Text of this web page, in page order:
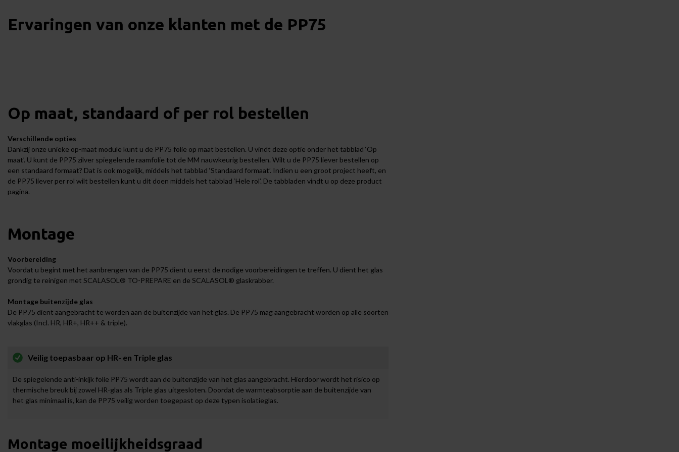
Ervaringen van onze klanten met de PP75
Op maat, standaard of per rol bestellen
Verschillende opties
Dankzij onze unieke op-maat module kunt u de PP75 folie op maat bestellen. U vindt deze optie onder het tabblad ‘Op
maat’. U kunt de PP75 zilver spiegelende raamfolie tot de MM nauwkeurig bestellen. Wilt u de PP75 liever bestellen op
een standaard formaat? Dat is ook mogelijk, middels het tabblad ‘Standaard formaat’. Indien u een groot project heeft, en
de PP75 liever per rol wilt bestellen kunt u dit doen middels het tabblad ‘Hele rol’. De tabbladen vindt u op deze product
pagina.
Montage
Voorbereiding
Voordat u begint met het aanbrengen van de PP75 dient u eerst de nodige voorbereidingen te treffen. U dient het glas
grondig te reinigen met SCALASOL® TO-PREPARE en de SCALASOL® glaskrabber.
Montage buitenzijde glas
De PP75 dient aangebracht te worden aan de buitenzijde van het glas. De PP75 mag aangebracht worden op alle soorten
vlakglas (Incl. HR, HR+, HR++ & triple).
Veilig toepasbaar op HR- en Triple glas
De spiegelende anti-inkijk folie PP75 wordt aan de buitenzijde van het glas aangebracht. Hierdoor wordt het risico op
thermische breuk bij zowel HR-glas als Triple glas uitgesloten. Doordat de warmteabsorptie aan de buitenzijde van
het glas minimaal is, kan de PP75 veilig worden toegepast op deze typen isolatieglas.
Montage moeilijkheidsgraad